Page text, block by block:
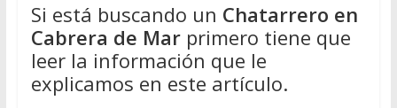
Si está buscando un Chatarrero en
Cabrera de Marprimero tiene que
leer la información que le
explicamos en este artículo.